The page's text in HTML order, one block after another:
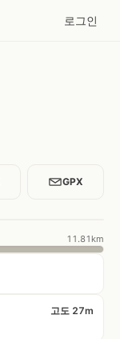
로그인
GPX
11.81km
고도 27m